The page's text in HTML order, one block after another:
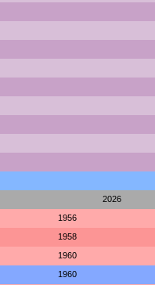
2026
1956
1958
1960
1960